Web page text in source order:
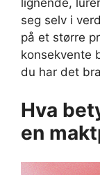
lignende,
seg selv i
på et større
konsekvente
du har det
Hva
en